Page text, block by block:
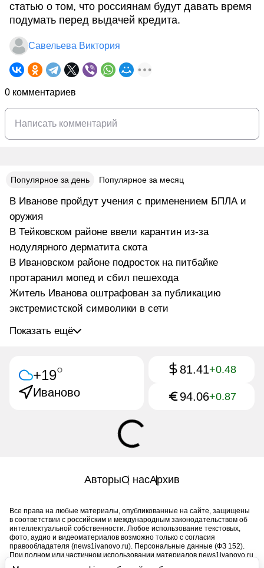
статью о том, что россиянам будут давать время
подумать перед выдачей кредита.
Савельева Виктория
0 комментариев
Популярное за день Популярное за месяц
В Иванове пройдут учения с применением БПЛА и
оружия
В Тейковском районе ввели карантин из-за
нодулярного дерматита скота
В Ивановском районе подросток на питбайке
протаранил мопед и сбил пешехода
Житель Иванова оштрафован за публикацию
экстремистской символики в сети
Показать ещё
+19○
Иваново
81.41+0.48
94.06+0.87
АвторыО насАрхив
Все права на любые материалы, опубликованные на сайте, защищены
в соответствии с российским и международным законодательством об
интеллектуальной собственности. Любое использование текстовых,
фото, аудио и видеоматериалов возможно только с согласия
правообладателя (news1ivanovo.ru). Персональные данные (ФЗ 152).
При полном или частичном использовании материалов news1ivanovo.ru